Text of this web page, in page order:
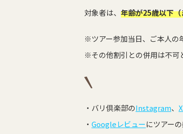
対象者は、 年齢が25歳以下
※ツアー参加当日、ご本人の
※その他割引との併用は不可
・バリ倶楽部のInstagram、
・ Googleレビューにツアー